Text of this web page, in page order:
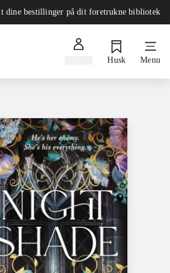
dine bestillinger på dit foretrukne bibliotek
Husk Menu